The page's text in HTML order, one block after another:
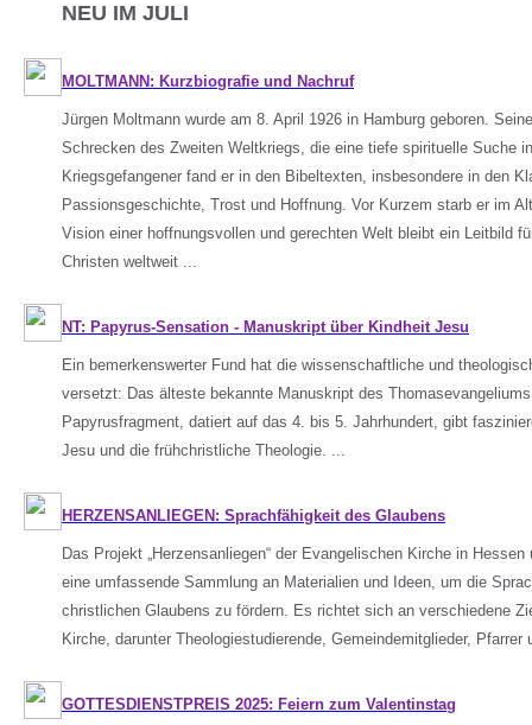
NEU IM JULI
MOLTMANN: Kurzbiografie und Nachruf
Jürgen Moltmann wurde am 8. April 1926 in Hamburg geboren.
Schrecken des Zweiten Weltkriegs, die eine tiefe spirituelle Suche
Kriegsgefangener fand er in den Bibeltexten, insbesondere in den
Passionsgeschichte, Trost und Hoffnung. Vor Kurzem starb er im
Vision einer hoffnungsvollen und gerechten Welt bleibt ein Leitbild
Christen weltweit ...
NT: Papyrus-Sensation - Manuskript über Kindheit Jesu
Ein bemerkenswerter Fund hat die wissenschaftliche und
versetzt: Das älteste bekannte Manuskript des
Papyrusfragment, datiert auf das 4. bis 5. Jahrhundert, gibt
Jesu und die frühchristliche Theologie. ...
HERZENSANLIEGEN: Sprachfähigkeit des Glaubens
Das Projekt „Herzensanliegen“ der Evangelischen Kirche in
eine umfassende Sammlung an Materialien und Ideen, um die
christlichen Glaubens zu fördern. Es richtet sich an verschiedene
Kirche, darunter Theologiestudierende, Gemeindemitglieder,
GOTTESDIENSTPREIS 2025: Feiern zum Valentinstag